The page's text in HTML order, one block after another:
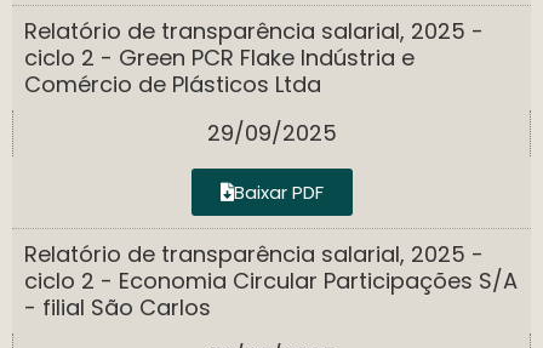
Relatório de transparência salarial, 2025 -
ciclo 2 - Green PCR Flake Indústria e
Comércio de Plásticos Ltda
29/09/2025
Baixar PDF
Relatório de transparência salarial, 2025 -
ciclo 2 - Economia Circular Participações S/A
- filial São Carlos